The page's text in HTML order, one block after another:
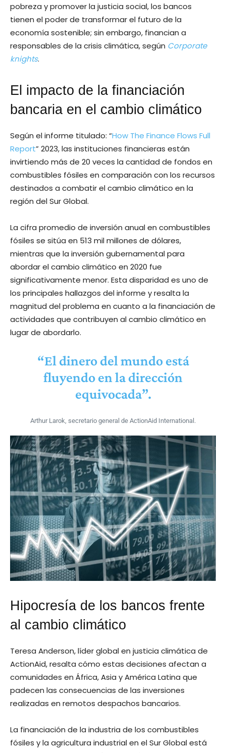
pobreza y promover la justicia social, los bancos
tienen el poder de transformar el futuro de la
economía sostenible; sin embargo, financian a
responsables de la crisis climática, según Corporate
knights.
El impacto de la financiación
bancaria en el cambio climático
Según el informe titulado: “How The Finance Flows Full
Report” 2023, las instituciones financieras están
invirtiendo más de 20 veces la cantidad de fondos en
combustibles fósiles en comparación con los recursos
destinados a combatir el cambio climático en la
región del Sur Global.
La cifra promedio de inversión anual en combustibles
fósiles se sitúa en 513 mil millones de dólares,
mientras que la inversión gubernamental para
abordar el cambio climático en 2020 fue
significativamente menor. Esta disparidad es uno de
los principales hallazgos del informe y resalta la
magnitud del problema en cuanto a la financiación de
actividades que contribuyen al cambio climático en
lugar de abordarlo.
“El dinero del mundo está
fluyendo en la dirección
equivocada”.
Arthur Larok, secretario general de ActionAid International.
Hipocresía de los bancos frente
al cambio climático
Teresa Anderson, líder global en justicia climática de
ActionAid, resalta cómo estas decisiones afectan a
comunidades en África, Asia y América Latina que
padecen las consecuencias de las inversiones
realizadas en remotos despachos bancarios.
La financiación de la industria de los combustibles
fósiles y la agricultura industrial en el Sur Global está